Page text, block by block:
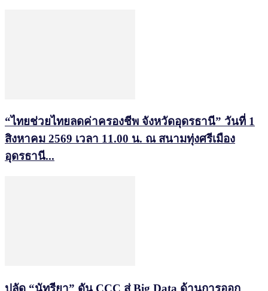
“ไทยช่วยไทยลดค่าครองชีพ จังหวัดอุดรธานี” วันที่ 1
สิงหาคม 2569 เวลา 11.00 น. ณ สนามทุ่งศรีเมือง
อุดรธานี...
ปลัด “นัทรียา” ดัน CCC สู่ Big Data ด้านการออก